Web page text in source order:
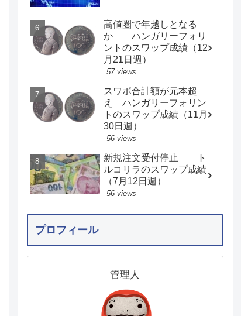
高値圏で年越しとなる
か ハンガリーフォリ
ントのスワップ成績（12
月21日週）
57 views
スワポ合計額が元本超
え ハンガリーフォリン
トのスワップ成績（11月
30日週）
56 views
新規注文受付停止 ト
ルコリラのスワップ成績
（7月12日週）
56 views
プロフィール
管理人